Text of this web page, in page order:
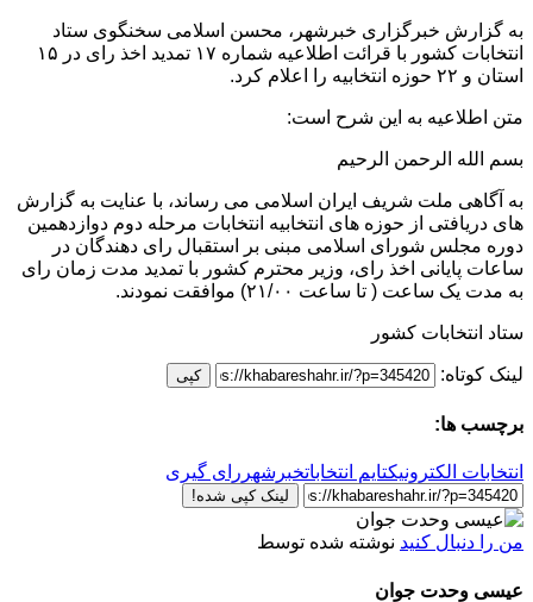
به گزارش خبرگزاری خبرشهر، محسن اسلامی سخنگوی ستاد
انتخابات کشور با قرائت اطلاعیه شماره ۱۷ تمدید اخذ رای در ۱۵
استان و ۲۲ حوزه انتخابیه را اعلام کرد.
متن اطلاعیه به این شرح است:
بسم الله الرحمن الرحیم
به آگاهی ملت شریف ایران اسلامی می رساند، با عنایت به گزارش
های دریافتی از حوزه های انتخابیه انتخابات مرحله دوم دوازدهمین
دوره مجلس شورای اسلامی مبنی بر استقبال رای دهندگان در
ساعات پایانی اخذ رای، وزیر محترم کشور با تمدید مدت زمان رای
به مدت یک ساعت ( تا ساعت ۲۱/۰۰) موافقت نمودند.
ستاد انتخابات کشور
لینک کوتاه: کپی
برچسب ها:
انتخابات الکترونیکتایم انتخاباتخبرشهر رای گیری
لینک کپی شده!
من را دنبال کنید نوشته شده توسط
عیسی وحدت جوان